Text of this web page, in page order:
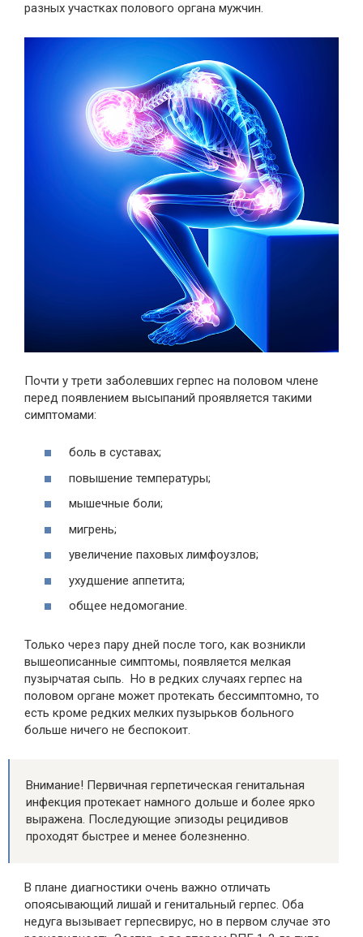
разных участках полового органа мужчин.
Почти у трети заболевших герпес на половом члене
перед появлением высыпаний проявляется такими
симптомами:
боль в суставах;
повышение температуры;
мышечные боли;
мигрень;
увеличение паховых лимфоузлов;
ухудшение аппетита;
общее недомогание.
Только через пару дней после того, как возникли
вышеописанные симптомы, появляется мелкая
пузырчатая сыпь. Но в редких случаях герпес на
половом органе может протекать бессимптомно, то
есть кроме редких мелких пузырьков больного
больше ничего не беспокоит.
Внимание! Первичная герпетическая генитальная
инфекция протекает намного дольше и более ярко
выражена. Последующие эпизоды рецидивов
проходят быстрее и менее болезненно.
В плане диагностики очень важно отличать
опоясывающий лишай и генитальный герпес. Оба
недуга вызывает герпесвирус, но в первом случае это